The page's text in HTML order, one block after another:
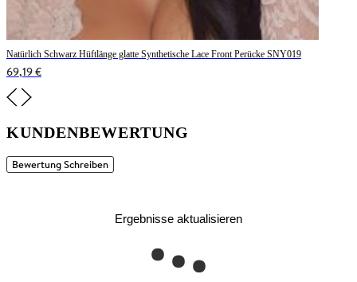
Natürlich Schwarz Hüftlänge glatte Synthetische Lace Front Perücke SNY019
69,19 €
KUNDENBEWERTUNG
Bewertung Schreiben
Ergebnisse aktualisieren